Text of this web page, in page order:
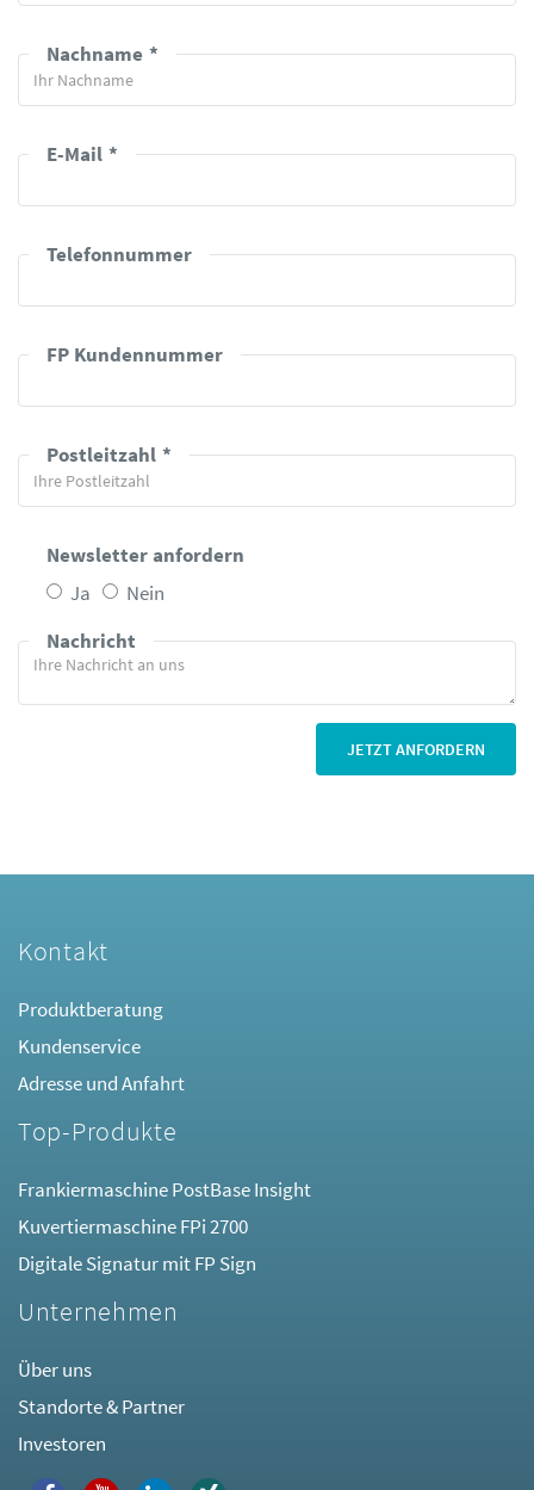
Nachname
E-Mail
Telefonnummer
FP Kundennummer
Postleitzahl
Newsletter anfordern
Ja
Nein
Nachricht
Kontakt
Produktberatung
Kundenservice
Adresse und Anfahrt
Top-Produkte
Frankiermaschine PostBase Insight
Kuvertiermaschine FPi 2700
Digitale Signatur mit FP Sign
Unternehmen
Über uns
Standorte & Partner
Investoren